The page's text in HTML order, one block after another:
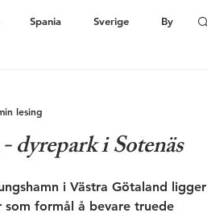
Spania Sverige By
dyrepark i Sotenäs
i Västra Götaland ligger
som formål å bevare truede
lesing